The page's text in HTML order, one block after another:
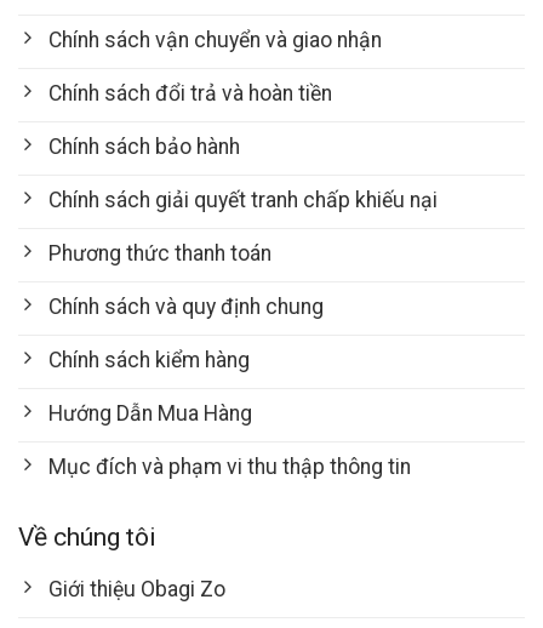
Chính sách vận chuyển và giao nhận
Chính sách đổi trả và hoàn tiền
Chính sách bảo hành
Chính sách giải quyết tranh chấp khiếu nại
Phương thức thanh toán
Chính sách và quy định chung
Chính sách kiểm hàng
Hướng Dẫn Mua Hàng
Mục đích và phạm vi thu thập thông tin
Về chúng tôi
Giới thiệu Obagi Zo